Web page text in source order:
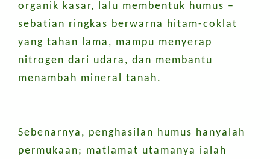
organik kasar, lalu membentuk humus –
sebatian ringkas berwarna hitam-coklat
yang tahan lama, mampu menyerap
nitrogen dari udara, dan membantu
menambah mineral tanah.
Sebenarnya, penghasilan humus hanyalah
permukaan; matlamat utamanya ialah